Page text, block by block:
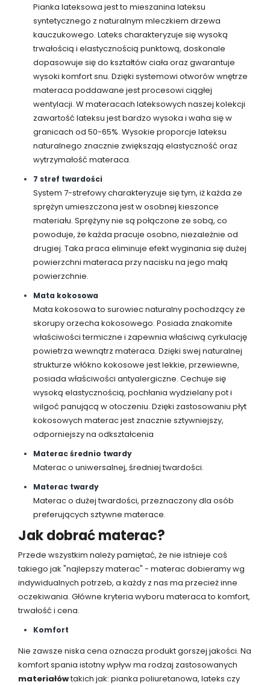
Pianka lateksowa jest to mieszanina lateksu
syntetycznego z naturalnym mleczkiem drzewa
kauczukowego. Lateks charakteryzuje się wysoką
trwałością i elastycznością punktową, doskonale
dopasowuje się do kształtów ciała oraz gwarantuje
wysoki komfort snu. Dzięki systemowi otworów wnętrze
materaca poddawane jest procesowi ciągłej
wentylacji. W materacach lateksowych naszej kolekcji
zawartość lateksu jest bardzo wysoka i waha się w
granicach od 50-65%. Wysokie proporcje lateksu
naturalnego znacznie zwiększają elastyczność oraz
wytrzymałość materaca.
7 stref twardości
System 7-strefowy charakteryzuje się tym, iż każda ze
sprężyn umieszczona jest w osobnej kieszonce
materiału. Sprężyny nie są połączone ze sobą, co
powoduje, że każda pracuje osobno, niezależnie od
drugiej. Taka praca eliminuje efekt wyginania się dużej
powierzchni materaca przy nacisku na jego małą
powierzchnie.
Mata kokosowa
Mata kokosowa to surowiec naturalny pochodzący ze
skorupy orzecha kokosowego. Posiada znakomite
właściwości termiczne i zapewnia właściwą cyrkulację
powietrza wewnątrz materaca. Dzięki swej naturalnej
strukturze włókno kokosowe jest lekkie, przewiewne,
posiada właściwości antyalergiczne. Cechuje się
wysoką elastycznością, pochłania wydzielany pot i
wilgoć panującą w otoczeniu. Dzięki zastosowaniu płyt
kokosowych materac jest znacznie sztywniejszy,
odporniejszy na odkształcenia
Materac średnio twardy
Materac o uniwersalnej, średniej twardości.
Materac twardy
Materac o dużej twardości, przeznaczony dla osób
preferujących sztywne materace.
Jak dobrać materac?
Przede wszystkim należy pamiętać, że nie istnieje coś
takiego jak "najlepszy materac" - materac dobieramy wg
indywidualnych potrzeb, a każdy z nas ma przecież inne
oczekiwania. Główne kryteria wyboru materaca to komfort,
trwałość i cena.
Komfort
Nie zawsze niska cena oznacza produkt gorszej jakości. Na
komfort spania istotny wpływ ma rodzaj zastosowanych
materiałówtakich jak: pianka poliuretanowa, lateks czy